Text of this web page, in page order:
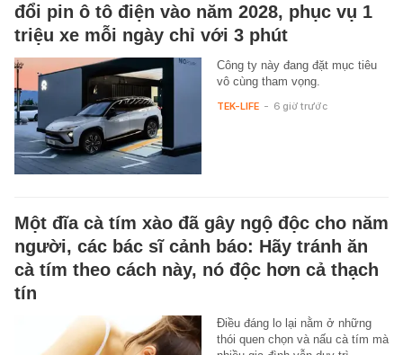
đổi pin ô tô điện vào năm 2028, phục vụ 1
triệu xe mỗi ngày chỉ với 3 phút
Công ty này đang đặt mục tiêu
vô cùng tham vọng.
TEK-LIFE - 6 giờ trước
Một đĩa cà tím xào đã gây ngộ độc cho năm
người, các bác sĩ cảnh báo: Hãy tránh ăn
cà tím theo cách này, nó độc hơn cả thạch
tín
Điều đáng lo lại nằm ở những
thói quen chọn và nấu cà tím mà